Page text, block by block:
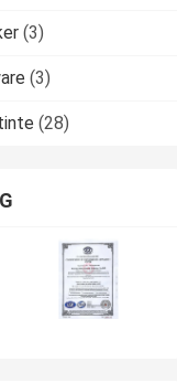
(3)
(3)
(28)